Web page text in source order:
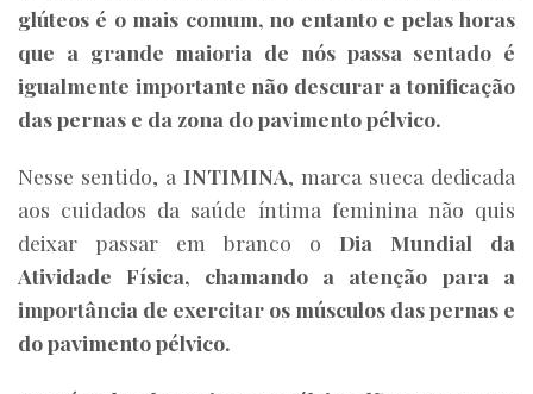
glúteos é o mais comum, no entanto e pelas horas
que a grande maioria de nós passa sentado é
igualmente importante não descurar a tonificação
das pernas e da zona do pavimento pélvico.
Nesse sentido, a INTIMINA, marca sueca dedicada
aos cuidados da saúde íntima feminina não quis
deixar passar em branco o Dia Mundial da
Atividade Física, chamando a atenção para a
importância de exercitar os músculos das pernas e
do pavimento pélvico.